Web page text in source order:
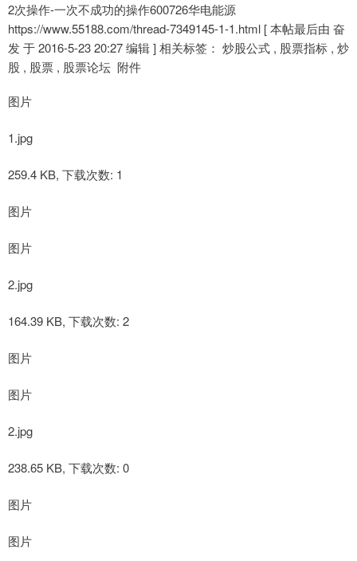
2次操作-一次不成功的操作600726华电能源
https://www.55188.com/thread-7349145-1-1.html [ 本帖最后由 奋
发 于 2016-5-23 20:27 编辑 ] 相关标签： 炒股公式 , 股票指标 , 炒
股 , 股票 , 股票论坛 附件
图片
1.jpg
259.4 KB, 下载次数: 1
图片
图片
2.jpg
164.39 KB, 下载次数: 2
图片
图片
2.jpg
238.65 KB, 下载次数: 0
图片
图片